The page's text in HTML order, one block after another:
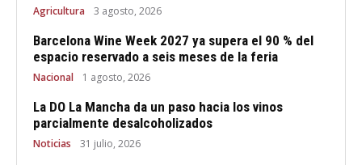
Agricultura 3 agosto, 2026
Barcelona Wine Week 2027 ya supera el 90 % del
espacio reservado a seis meses de la feria
Nacional 1 agosto, 2026
La DO La Mancha da un paso hacia los vinos
parcialmente desalcoholizados
Noticias 31 julio, 2026